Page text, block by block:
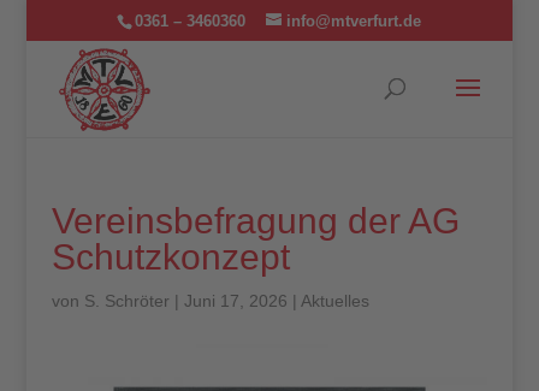
0361 – 3460360 info@mtverfurt.de
Vereinsbefragung der AG
Schutzkonzept
von S. Schröter | Juni 17, 2026 | Aktuelles